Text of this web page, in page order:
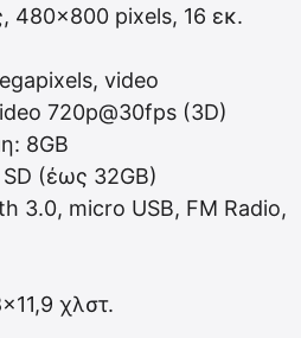
480×800 pixels, 16 εκ.
video
720p@30fps (3D)
8GB
(έως 32GB)
3.0, micro USB, FM Radio,
χλστ.